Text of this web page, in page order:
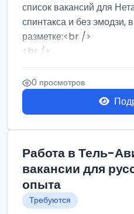
список вакансий для
спинтакса и без эмодзи,
разметке:<br />
<br />
Работа в Нетании на
требу...
0 просмотров
Работа в Тель-
вакансии для
опыта
Требуются